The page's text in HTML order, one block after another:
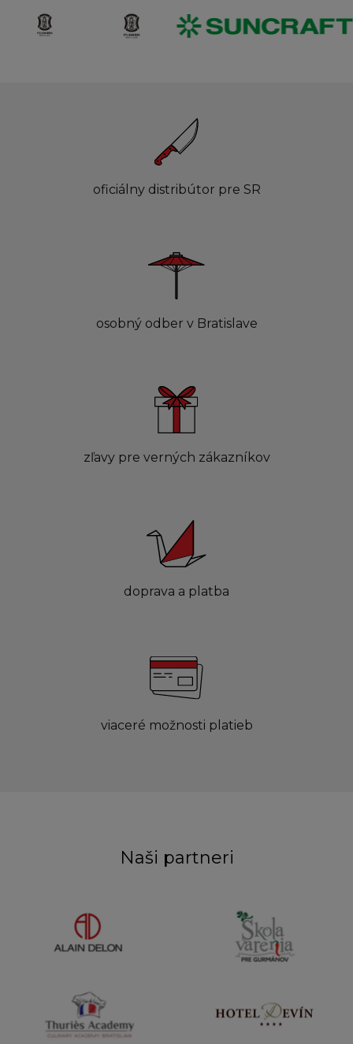
oficiálny distribútor pre SR
osobný odber v Bratislave
zľavy pre verných zákazníkov
doprava a platba
viaceré možnosti platieb
Naši partneri